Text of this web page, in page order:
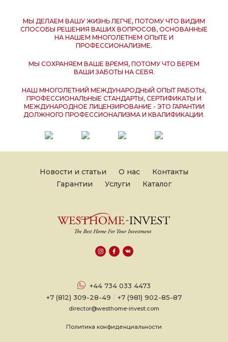
МЫ ДЕЛАЕМ ВАШУ ЖИЗНЬ ЛЕГЧЕ, ПОТОМУ ЧТО ВИДИМ
СПОСОБЫ РЕШЕНИЯ ВАШИХ ВОПРОСОВ, ОСНОВАННЫЕ
НА НАШЕМ МНОГОЛЕТНЕМ ОПЫТЕ И
ПРОФЕССИОНАЛИЗМЕ.
МЫ СОХРАНЯЕМ ВАШЕ ВРЕМЯ, ПОТОМУ ЧТО БЕРЕМ
ВАШИ ЗАБОТЫ НА СЕБЯ.
НАШ МНОГОЛЕТНИЙ МЕЖДУНАРОДНЫЙ ОПЫТ РАБОТЫ,
ПРОФЕССИОНАЛЬНЫЕ СТАНДАРТЫ, СЕРТИФИКАТЫ И
МЕЖДУНАРОДНОЕ ЛИЦЕНЗИРОВАНИЕ - ЭТО ГАРАНТИИ
ДОЛЖНОГО ПРОФЕССИОНАЛИЗМА И КВАЛИФИКАЦИИ.
Новости и статьи О нас
Контакты
Гарантии
Услуги Каталог
+44 734 033 4473
+7 (812) 309-28-49 / +7 (981) 902-85-87
director@westhome-invest.com
Политика конфиденциальности